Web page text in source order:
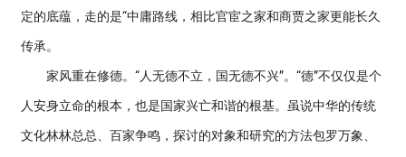
定的底蕴，走的是“中庸路线，相比官宦之家和商贾之家更能长久
传承。
家风重在修德。“人无德不立，国无德不兴”。“德”不仅仅是个
人安身立命的根本，也是国家兴亡和谐的根基。虽说中华的传统
文化林林总总、百家争鸣，探讨的对象和研究的方法包罗万象、